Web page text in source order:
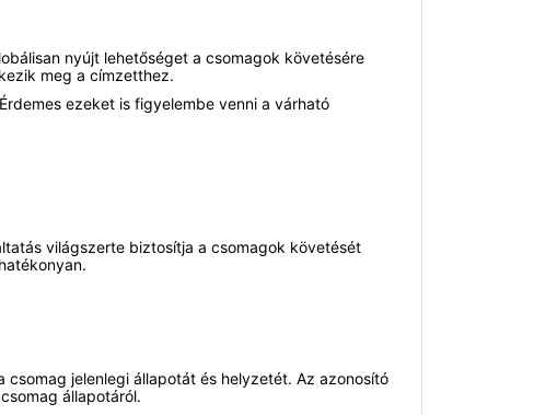
nyújt lehetőséget a csomagok követésére
meg a címzetthez.
ezeket is figyelembe venni a várható
világszerte biztosítja a csomagok követését
jelenlegi állapotát és helyzetét. Az azonosító
állapotáról.